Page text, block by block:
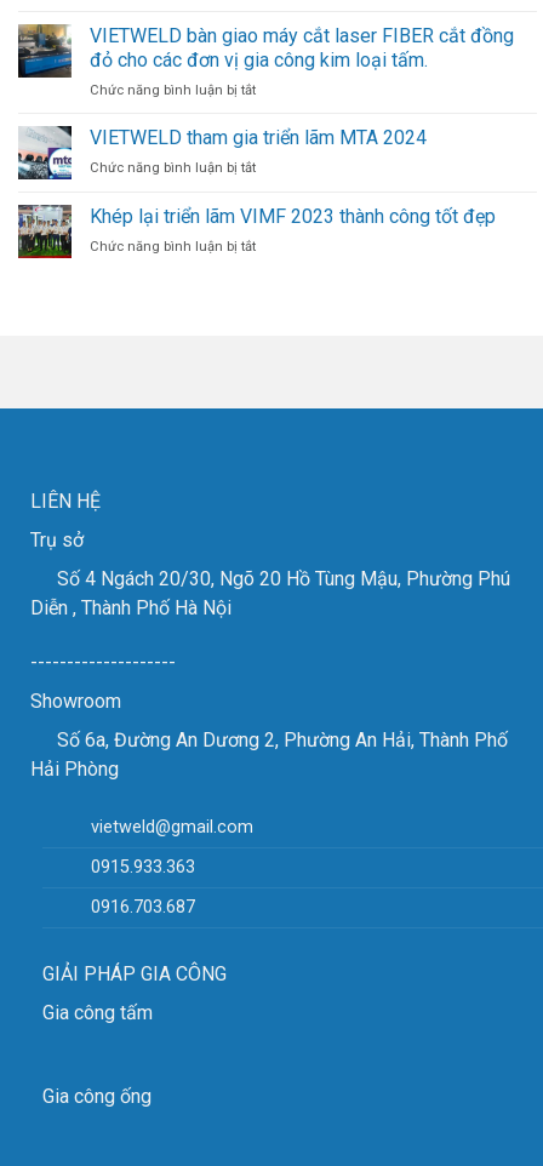
Động
Hóa
Trong
Hàn
Trình
Bảo
Dưỡng
Máy
Khí
Vít
Áp
VIETWELD bàn giao máy cắt laser FIBER cắt đồng
đỏ cho các đơn vị gia công kim loại tấm.
Chức năng bình luận bị tắtở
bàn
máy
laser
cắt
VIETWELD tham gia triển lãm MTA 2024
Chức năng bình luận bị tắtở
tham
gia
triển
Khép lại triển lãm VIMF 2023 thành công tốt đẹp
Chức năng bình luận bị tắtở
công
LIÊN HỆ
Trụ sở
Số 4 Ngách 20/30, Ngõ 20 Hồ Tùng Mậu, Phường Phú
Diễn , Thành Phố Hà Nội
--------------------
Showroom
Số 6a, Đường An Dương 2, Phường An Hải, Thành Phố
Hải Phòng
vietweld@gmail.com
0915.933.363
0916.703.687
GIẢI PHÁP GIA CÔNG
Gia công tấm
Gia công ống